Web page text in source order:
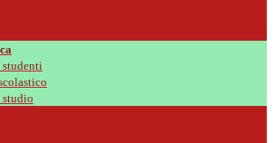
studenti
studio